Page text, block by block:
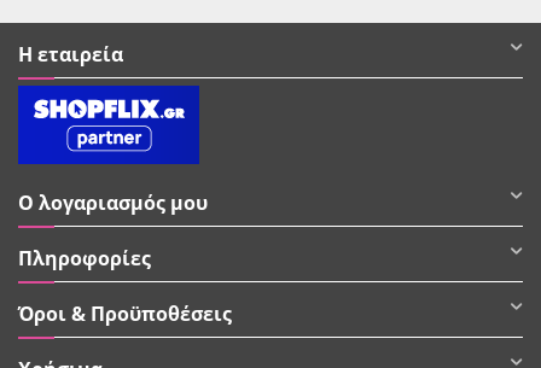
Η εταιρεία
Ο λογαριασμός μου
Πληροφορίες
Όροι & Προϋποθέσεις